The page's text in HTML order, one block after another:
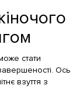
стати
Ось
взуття з